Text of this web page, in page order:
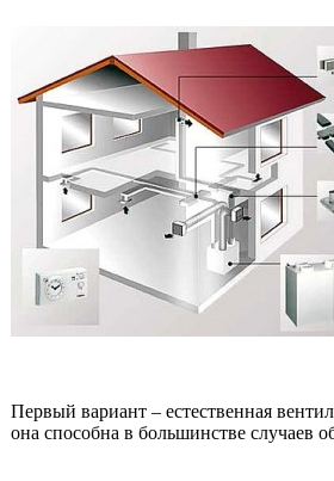
Первый вариант – естественная
она способна в большинстве случаев